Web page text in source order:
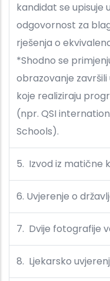
kandidat se upisuje
odgovornost za
rješenja o
*Shodno se
obrazovanje
koje realiziraju
(npr. QSI
Schools).
5. Izvod iz matične
6. Uvjerenje o
7. Dvije fotografije
8. Ljekarsko